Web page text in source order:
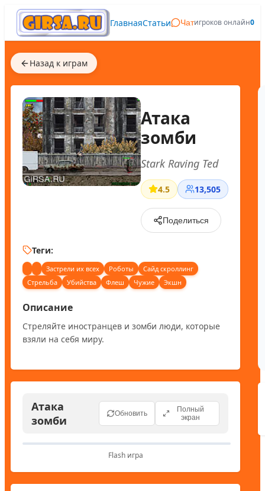
ГлавнаяСтатьи Чатигроков онлайн0
Назад к играм
Атака
зомби
Stark Raving Ted
4.5 13,505
Поделиться
Теги:
Застрели их всех Роботы
Сайд скроллинг
Стрельба
Убийства Флеш Чужие Экшн
Описание
Стреляйте иностранцев и зомби люди, которые
взяли на себя миру.
Атака
зомби
Обновить
Полный
экран
Flash игра